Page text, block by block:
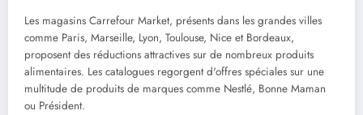
Les magasins Carrefour Market, présents dans les grandes villes
comme Paris, Marseille, Lyon, Toulouse, Nice et Bordeaux,
proposent des réductions attractives sur de nombreux produits
alimentaires. Les catalogues regorgent d'offres spéciales sur une
multitude de produits de marques comme Nestlé, Bonne Maman
ou Président.